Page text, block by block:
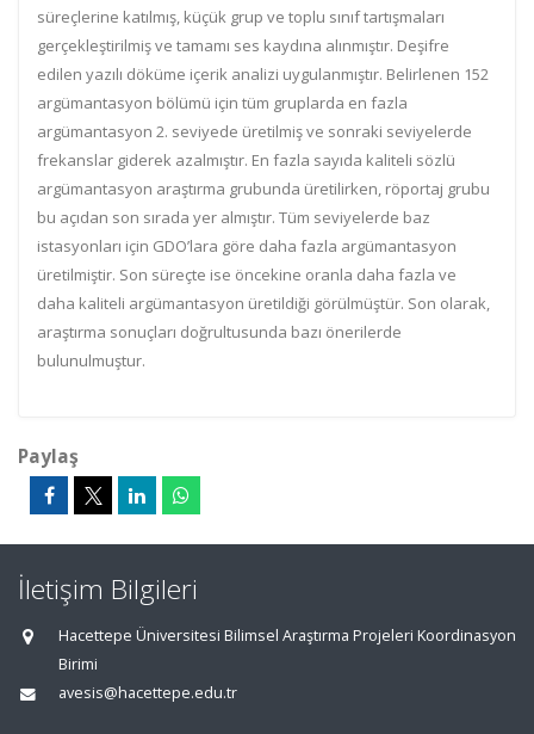
süreçlerine katılmış, küçük grup ve toplu sınıf tartışmaları
gerçekleştirilmiş ve tamamı ses kaydına alınmıştır. Deşifre
edilen yazılı döküme içerik analizi uygulanmıştır. Belirlenen 152
argümantasyon bölümü için tüm gruplarda en fazla
argümantasyon 2. seviyede üretilmiş ve sonraki seviyelerde
frekanslar giderek azalmıştır. En fazla sayıda kaliteli sözlü
argümantasyon araştırma grubunda üretilirken, röportaj grubu
bu açıdan son sırada yer almıştır. Tüm seviyelerde baz
istasyonları için GDO’lara göre daha fazla argümantasyon
üretilmiştir. Son süreçte ise öncekine oranla daha fazla ve
daha kaliteli argümantasyon üretildiği görülmüştür. Son olarak,
araştırma sonuçları doğrultusunda bazı önerilerde
bulunulmuştur.
Paylaş
İletişim Bilgileri
Hacettepe Üniversitesi Bilimsel Araştırma Projeleri Koordinasyon
Birimi
avesis@hacettepe.edu.tr